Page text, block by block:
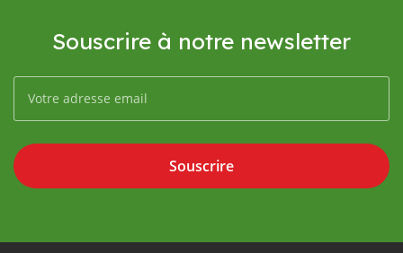
Souscrire à notre newsletter
Souscrire